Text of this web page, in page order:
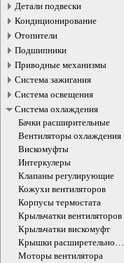
Детали подвески
Кондиционирование
Отопители
Подшипники
Приводные механизмы
Система зажигания
Система освещения
Система охлаждения
Бачки расширительные
Вентиляторы охлаждения
Вискомуфты
Интеркулеры
Клапаны регулирующие
Кожухи вентиляторов
Корпусы термостата
Крыльчатки вентиляторов
Крыльчатки вискомуфт
Крышки расширетельного
бачка
Моторы вентилятора